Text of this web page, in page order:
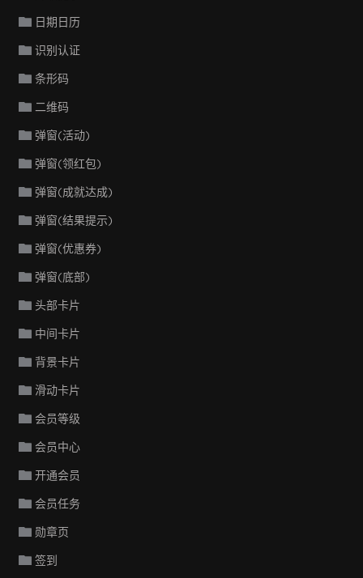
日期日历
识别认证
条形码
二维码
弹窗(活动)
弹窗(领红包)
弹窗(成就达成)
弹窗(结果提示)
弹窗(优惠券)
弹窗(底部)
头部卡片
中间卡片
背景卡片
滑动卡片
会员等级
会员中心
开通会员
会员任务
勋章页
签到